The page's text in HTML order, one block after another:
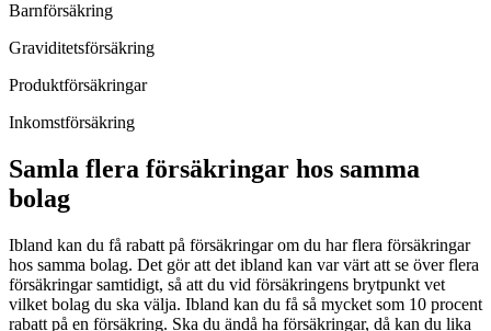
Barnförsäkring
Graviditetsförsäkring
Produktförsäkringar
Inkomstförsäkring
Samla flera försäkringar hos samma
bolag
Ibland kan du få rabatt på försäkringar om du har flera försäkringar
hos samma bolag. Det gör att det ibland kan var värt att se över flera
försäkringar samtidigt, så att du vid försäkringens brytpunkt vet
vilket bolag du ska välja. Ibland kan du få så mycket som 10 procent
rabatt på en försäkring. Ska du ändå ha försäkringar, då kan du lika